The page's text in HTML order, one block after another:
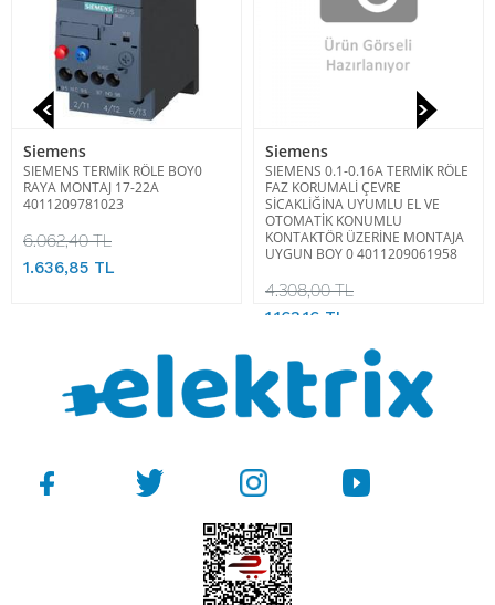
Siemens
SIEMENS TERMİK RÖLE BOY0
RAYA MONTAJ 17-22A
4011209781023
6.062,40 TL
1.636,85 TL
Siemens
SIEMENS 0.1-0.16A TERMİK RÖLE
FAZ KORUMALİ ÇEVRE
SİCAKLİĞİNA UYUMLU EL VE
OTOMATİK KONUMLU
KONTAKTÖR ÜZERİNE MONTAJA
UYGUN BOY 0 4011209061958
4.308,00 TL
1.163,16 TL